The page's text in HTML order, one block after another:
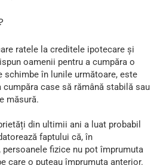
ratele la creditele ipotecare și
oamenii pentru a cumpăra o
schimbe în lunile următoare, este
case să rămână stabilă sau
măsură.
din ultimii ani a luat probabil
faptului că, în
fizice nu pot împrumuta
care o puteau împrumuta anterior.